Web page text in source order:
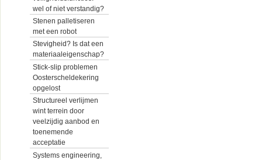
wel of niet verstandig?
Stenen palletiseren
met een robot
Stevigheid? Is dat een
materiaaleigenschap?
Stick-slip problemen
Oosterscheldekering
opgelost
Structureel verlijmen
wint terrein door
veelzijdig aanbod en
toenemende
acceptatie
Systems engineering,